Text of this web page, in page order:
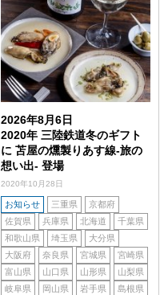
2026年8月6日
2020年 三陸鉄道冬のギフト
に 苫屋の燻製りあす線-旅の
想い出- 登場
2020年10月28日
お知らせ 三重県
京都府
佐賀県
兵庫県 北海道
千葉県
和歌山県
埼玉県
大分県
大阪府
奈良県 宮城県
宮崎県
富山県
山口県 山形県
山梨県
岐阜県
岡山県 岩手県
島根県